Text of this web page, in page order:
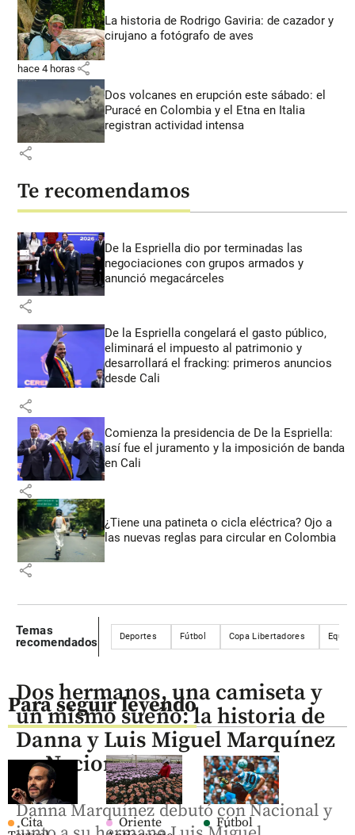
La historia de Rodrigo Gaviria: de cazador y
cirujano a fotógrafo de aves
hace 4 horas share
Dos volcanes en erupción este sábado: el
Puracé en Colombia y el Etna en Italia
registran actividad intensa
share
Te recomendamos
De la Espriella dio por terminadas las
negociaciones con grupos armados y
anunció megacárceles
share
De la Espriella congelará el gasto público,
eliminará el impuesto al patrimonio y
desarrollará el fracking: primeros anuncios
desde Cali
share
Comienza la presidencia de De la Espriella:
así fue el juramento y la imposición de banda
en Cali
share
¿Tiene una patineta o cicla eléctrica? Ojo a
las nuevas reglas para circular en Colombia
share
Temas
recomendados
Deportes Fútbol Copa Libertadores
Para seguir leyendo
Cita
Oriente
Fútbol
Dos hermanos, una camiseta y
un mismo sueño: la historia de
Danna y Luis Miguel Marquínez
en Nacional
Danna Marquínez debutó con Nacional y